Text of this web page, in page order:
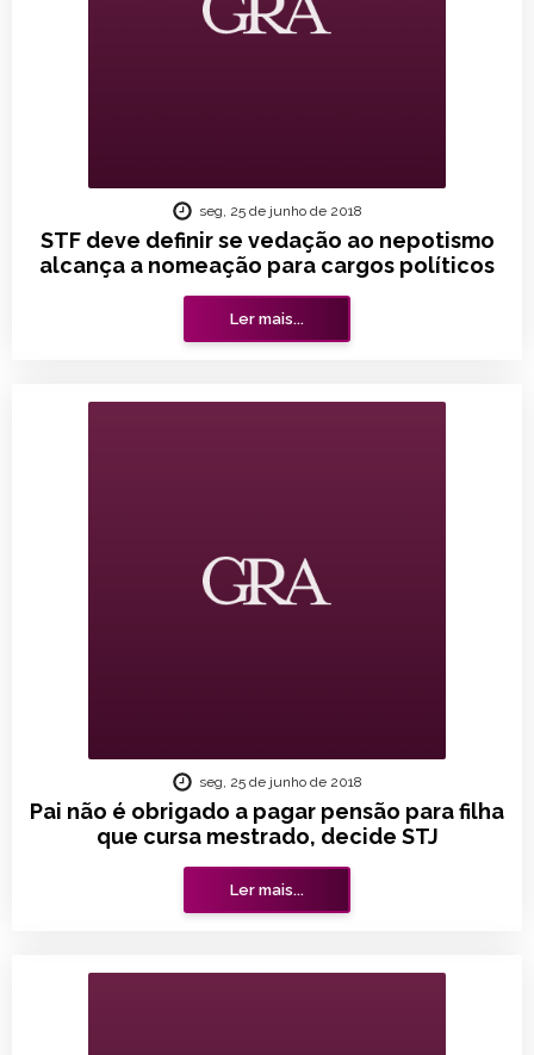
STF deve definir se vedação ao nepotismo
alcança a nomeação para cargos políticos
seg, 25 de junho de 2018
Ler mais...
Pai não é obrigado a pagar pensão para filha
que cursa mestrado, decide STJ
seg, 25 de junho de 2018
Ler mais...